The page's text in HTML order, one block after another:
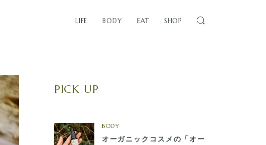
LIFE BODY EAT SHOP
PICK UP
BODY
オーガニックコスメの「オー